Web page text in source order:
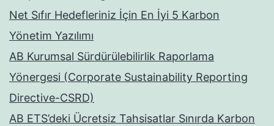
Net Sıfır Hedefleriniz İçin En İyi 5 Karbon
Yönetim Yazılımı
AB Kurumsal Sürdürülebilirlik Raporlama
Yönergesi (Corporate Sustainability Reporting
Directive-CSRD)
AB ETS’deki Ücretsiz Tahsisatlar Sınırda Karbon